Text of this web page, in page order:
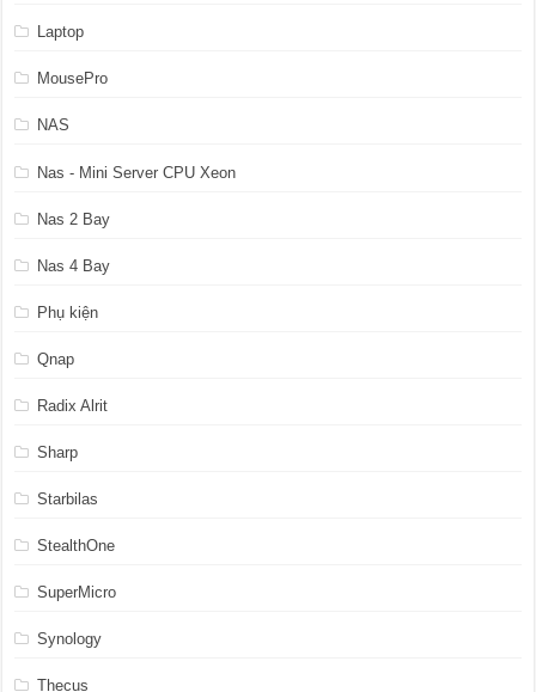
Laptop
MousePro
NAS
Nas - Mini Server CPU Xeon
Nas 2 Bay
Nas 4 Bay
Phụ kiện
Qnap
Radix Alrit
Sharp
Starbilas
StealthOne
SuperMicro
Synology
Thecus